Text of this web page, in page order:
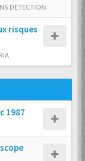
DETECTION
risques
1987